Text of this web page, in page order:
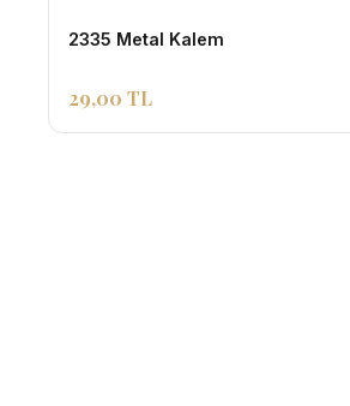
2335 Metal Kalem
29,00 TL